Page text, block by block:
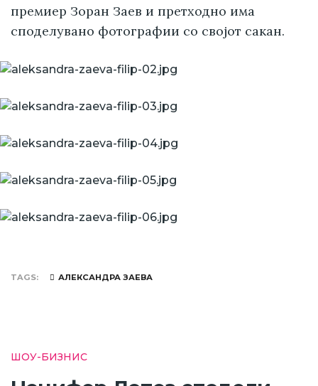
премиер Зоран Заев и претходно има
споделувано фотографии со својот сакан.
TAGS АЛЕКСАНДРА ЗАЕВА
ШОУ-БИЗНИС